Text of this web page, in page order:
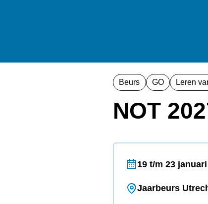
Beurs GO Leren
NOT
19 t/m 23
Jaarbeurs